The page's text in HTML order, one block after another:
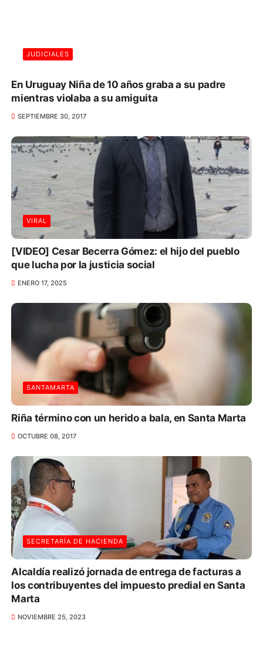
JUDICIALES
En Uruguay Niña de 10 años graba a su padre
mientras violaba a su amiguita
SEPTIEMBRE 30, 2017
VIRAL
[VIDEO] Cesar Becerra Gómez: el hijo del pueblo
que lucha por la justicia social
ENERO 17, 2025
SANTAMARTA
Riña término con un herido a bala, en Santa Marta
OCTUBRE 08, 2017
SECRETARÍA DE HACIENDA
Alcaldía realizó jornada de entrega de facturas a
los contribuyentes del impuesto predial en Santa
Marta
NOVIEMBRE 25, 2023